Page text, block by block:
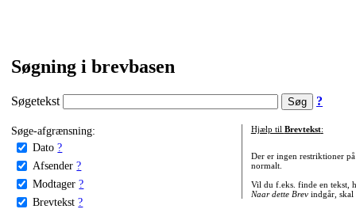
Søgning i brevbasen
Søgetekst ?
Søge-afgrænsning:
Dato ?
Afsender ?
Modtager ?
Brevtekst ?
Hjælp til Brevtekst:
Der er ingen restriktioner
normalt.
Vil du f.eks. finde en tekst,
Naar dette Brevindgår, skal